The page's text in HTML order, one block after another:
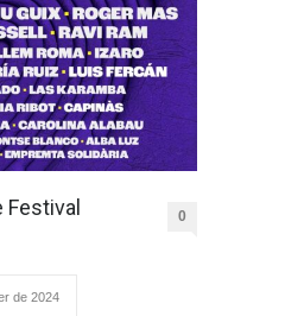
0
de 2024